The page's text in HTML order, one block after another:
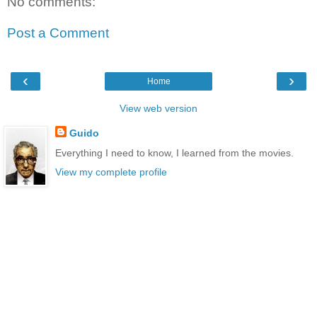
Post a Comment
‹ ›
Home
View web version
Guido
Everything I need to know, I learned from the movies.
View my complete profile